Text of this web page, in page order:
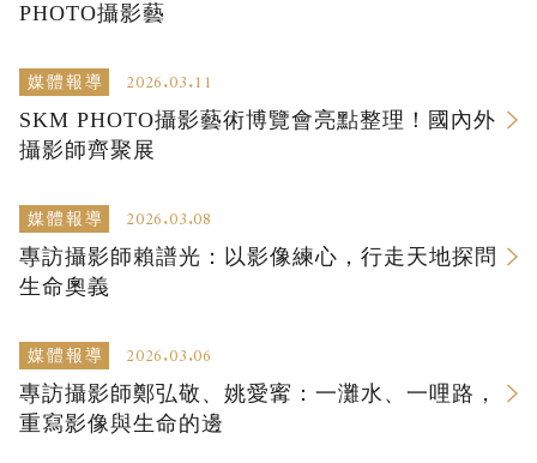
PHOTO攝影藝
媒體報導 2026.03.11
SKM PHOTO攝影藝術博覽會亮點整理！國內外
攝影師齊聚展
媒體報導 2026.03.08
專訪攝影師賴譜光：以影像練心，行走天地探問
生命奧義
媒體報導 2026.03.06
專訪攝影師鄭弘敬、姚愛寗：一灘水、一哩路，
重寫影像與生命的邊